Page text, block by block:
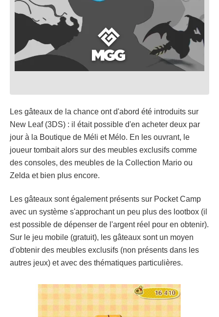
Les gâteaux de la chance ont d'abord été introduits sur
New Leaf (3DS) : il était possible d'en acheter deux par
jour à la Boutique de Méli et Mélo. En les ouvrant, le
joueur tombait alors sur des meubles exclusifs comme
des consoles, des meubles de la Collection Mario ou
Zelda et bien plus encore.
Les gâteaux sont également présents sur Pocket Camp
avec un système s'approchant un peu plus des lootbox (il
est possible de dépenser de l'argent réel pour en obtenir).
Sur le jeu mobile (gratuit), les gâteaux sont un moyen
d'obtenir des meubles exclusifs (non présents dans les
autres jeux) et avec des thématiques particulières.